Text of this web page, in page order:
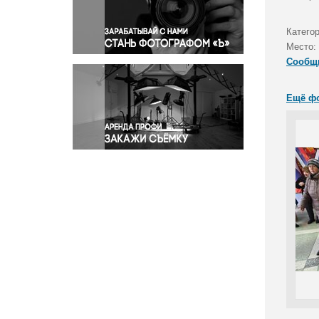
Правосудие
Происшествия и конфликты
Религия
Светская жизнь
Спорт
Экология
Экономика и бизнес
Место:
Ещё